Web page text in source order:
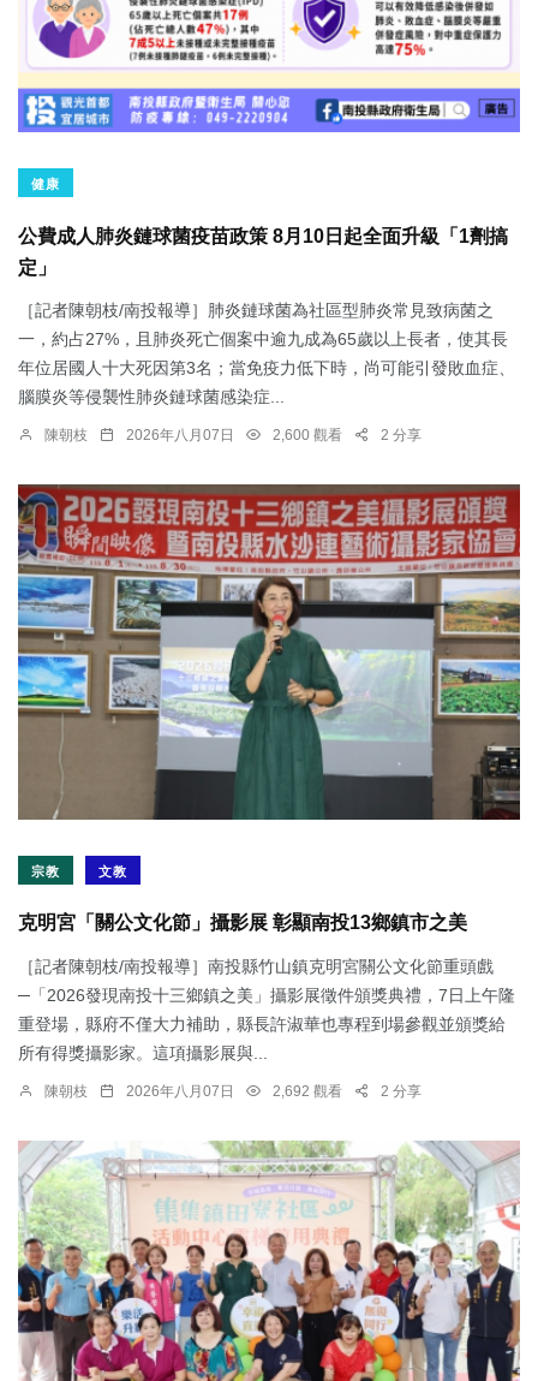
健康
公費成人肺炎鏈球菌疫苗政策 8月10日起全面升級「1劑搞
定」
［記者陳朝枝/南投報導］肺炎鏈球菌為社區型肺炎常見致病菌之
一，約占27%，且肺炎死亡個案中逾九成為65歲以上長者，使其長
年位居國人十大死因第3名；當免疫力低下時，尚可能引發敗血症、
腦膜炎等侵襲性肺炎鏈球菌感染症...
陳朝枝 2026年八月07日 2,600 觀看 2 分享
宗教 文教
克明宮「關公文化節」攝影展 彰顯南投13鄉鎮市之美
［記者陳朝枝/南投報導］南投縣竹山鎮克明宮關公文化節重頭戲
─「2026發現南投十三鄉鎮之美」攝影展徵件頒獎典禮，7日上午隆
重登場，縣府不僅大力補助，縣長許淑華也專程到場參觀並頒獎給
所有得獎攝影家。這項攝影展與...
陳朝枝 2026年八月07日 2,692 觀看 2 分享